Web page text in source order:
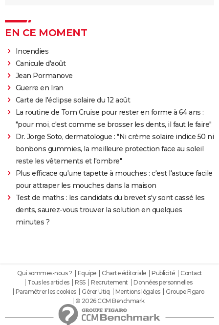
EN CE MOMENT
Incendies
Canicule d'août
Jean Pormanove
Guerre en Iran
Carte de l'éclipse solaire du 12 août
La routine de Tom Cruise pour rester en forme à 64 ans :
"pour moi, c'est comme se brosser les dents, il faut le faire"
Dr. Jorge Soto, dermatologue : "Ni crème solaire indice 50 ni
bonbons gummies, la meilleure protection face au soleil
reste les vêtements et l'ombre"
Plus efficace qu'une tapette à mouches : c'est l'astuce facile
pour attraper les mouches dans la maison
Test de maths : les candidats du brevet s'y sont cassé les
dents, saurez-vous trouver la solution en quelques
minutes ?
Qui sommes-nous ? Equipe Charte éditoriale Publicité
Contact
Tous les articles
RSS Recrutement
Données personnelles
Paramétrer les cookies
Gérer Utiq Mentions légales
Groupe Figaro
© 2026 CCM Benchmark